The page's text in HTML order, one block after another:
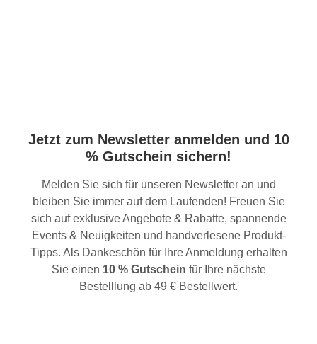
Jetzt zum Newsletter anmelden und 10
% Gutschein sichern!
Melden Sie sich für unseren Newsletter an und
bleiben Sie immer auf dem Laufenden! Freuen Sie
sich auf exklusive Angebote & Rabatte, spannende
Events & Neuigkeiten und handverlesene Produkt-
Tipps. Als Dankeschön für Ihre Anmeldung erhalten
Sie einen 10 % Gutschein für Ihre nächste
Bestelllung ab 49 € Bestellwert.